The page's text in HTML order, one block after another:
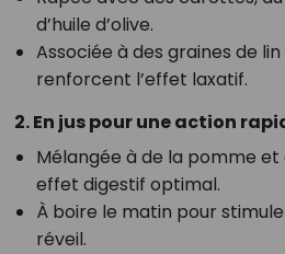
d’huile d’olive.
Associée à des graines de lin
renforcent l’effet laxatif.
2. En jus pour une action
Mélangée à de la pomme
effet digestif optimal.
À boire le matin pour
réveil.